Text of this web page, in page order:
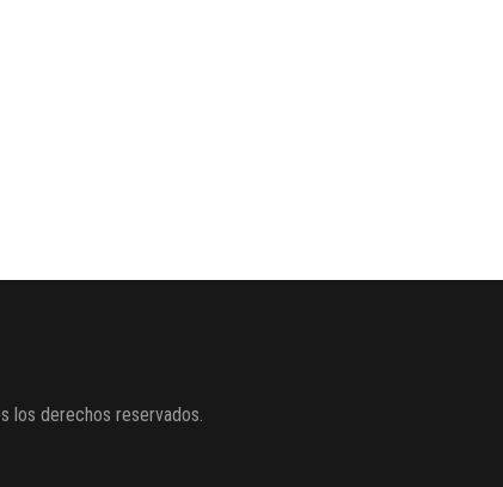
los derechos reservados.